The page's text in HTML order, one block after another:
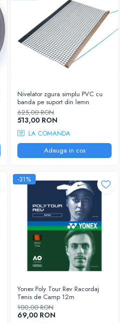
Nivelator zgura simplu PVC cu
banda pe suport din lemn
625,00 RON
513,00 RON
LA COMANDA
Adauga in cos
-31%
Yonex Poly Tour Rev Racordaj
Tenis de Camp 12m
100,00 RON
69,00 RON